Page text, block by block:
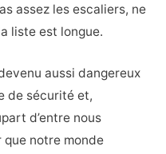
assez les escaliers, ne
liste est longue.
aussi dangereux
de sécurité et,
d’entre nous
que notre monde